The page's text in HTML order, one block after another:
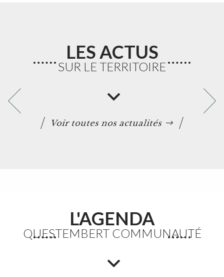
LES ACTUS
SUR LE TERRITOIRE
Fortes chaleurs : Adaptation des horaires des
En raison de l’épisode de fortes chaleurs, les horaires
Voir toutes nos actualités
L'AGENDA
QUESTEMBERT COMMUNAUTÉ